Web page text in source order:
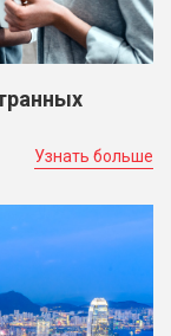
Узнать больше